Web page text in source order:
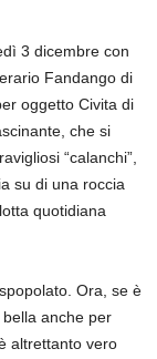
3 dicembre con
Fandango di
oggetto Civita di
che si
“calanchi”,
su di una roccia
quotidiana
Ora, se è
anche per
altrettanto vero